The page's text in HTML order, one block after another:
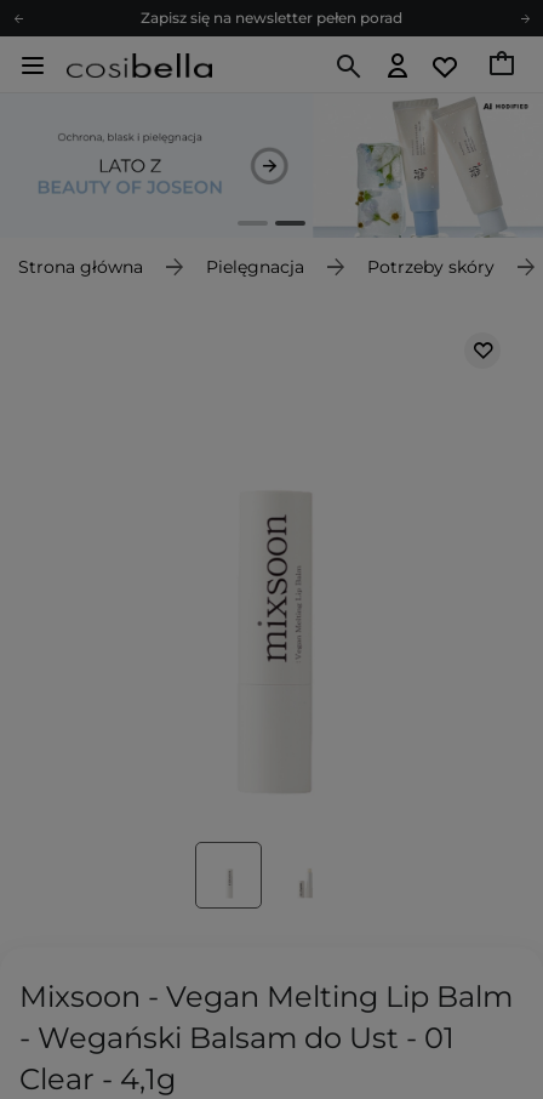
Zapisz się na newsletter pełen porad
Bezpłatne konsultacje kosmetologiczne
Poleć nas i zyskaj jeszcze więcej punktów
Zapisz się na newsletter pełen porad
Strona główna Pielęgnacja Potrzeby skóry
Mixsoon - Vegan Melting Lip Balm
- Wegański Balsam do Ust - 01
Clear - 4,1g